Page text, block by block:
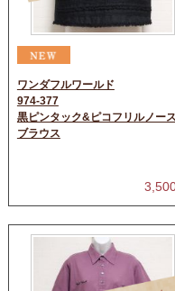
ワンダフルワールド
974-377
黒ピンタック&ピコフリルノー
ブラウス